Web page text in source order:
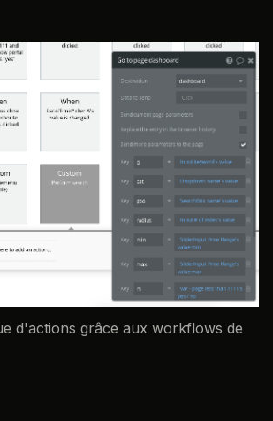
d'actions grâce aux workflows de